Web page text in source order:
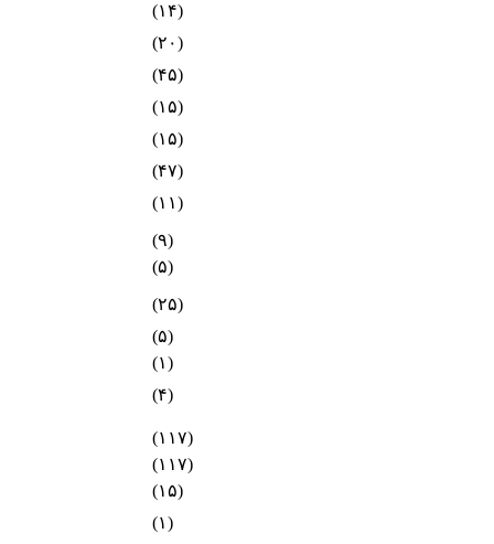
(۱۴)
(۲۰)
(۴۵)
(۱۵)
(۱۵)
(۴۷)
(۱۱)
(۹)
(۵)
(۲۵)
(۵)
(۱)
(۴)
(۱۱۷)
(۱۱۷)
(۱۵)
(۱)